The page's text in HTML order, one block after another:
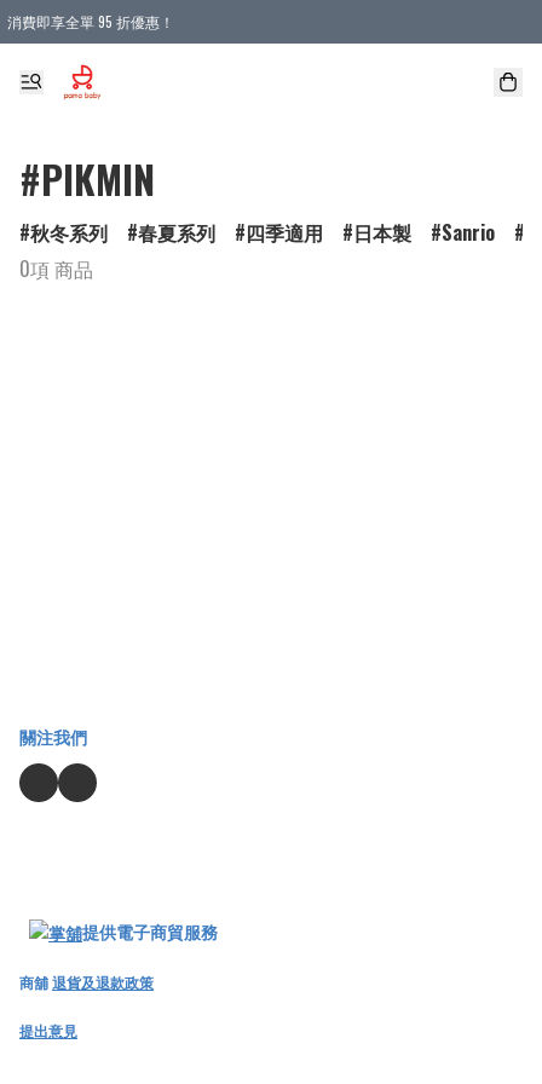
消費即享全單 95 折優惠！
購物滿 HKD 900.00即享免運費優惠！（適用於 本地送貨、本地取貨 )
#PIKMIN
秋冬系列 春夏系列 四季適用 日本製 Sanrio
0項 商品
關注我們
提供電子商貿服務
商舖退貨及退款政策
提出意見